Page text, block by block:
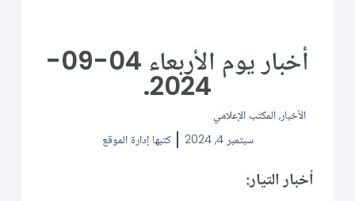
أخبار يوم الأربعاء 04-09-
2024.
الأخبار, المكتب الإعلامي
سبتمبر 4, 2024
كتبها إدارة الموقع
أخبار التيار: